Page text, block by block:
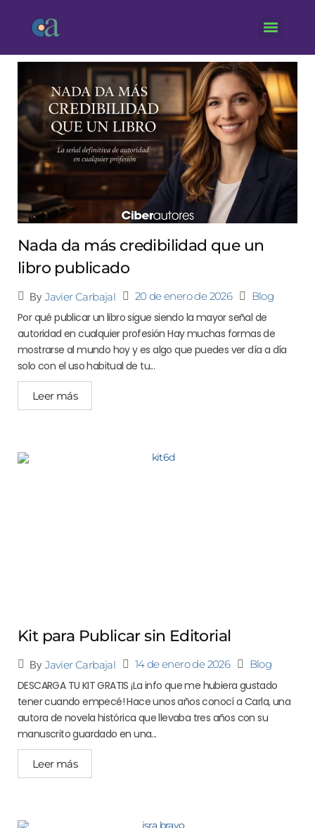
Nada da más credibilidad que un
libro publicado
By Javier Carbajal 20 de enero de 2026 Blog
Por qué publicar un libro sigue siendo la mayor señal de
autoridad en cualquier profesión Hay muchas formas de
mostrarse al mundo hoy y es algo que puedes ver día a día
solo con el uso habitual de tu...
Leer más
Kit para Publicar sin Editorial
By Javier Carbajal 14 de enero de 2026 Blog
DESCARGA TU KIT GRATIS ¡La info que me hubiera gustado
tener cuando empecé! Hace unos años conocí a Carla, una
autora de novela histórica que llevaba tres años con su
manuscrito guardado en una...
Leer más